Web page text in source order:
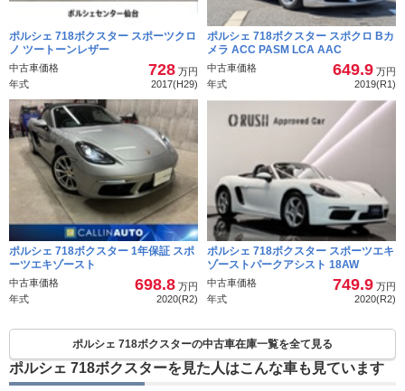
ポルシェ 718ボクスター スポーツクロ
ノ ツートーンレザー
中古車価格 728 万円
年式
2017(H29)
ポルシェ 718ボクスター スポクロ Bカ
メラ ACC PASM LCA AAC
中古車価格 649.9 万円
年式
2019(R1)
ポルシェ 718ボクスター 1年保証 スポ
ーツエキゾースト
中古車価格 698.8 万円
年式
2020(R2)
ポルシェ 718ボクスター スポーツエキ
ゾーストパークアシスト 18AW
中古車価格 749.9 万円
年式
2020(R2)
ポルシェ 718ボクスターの中古車在庫一覧を全て見る
ポルシェ 718ボクスターを見た人はこんな車も見ています